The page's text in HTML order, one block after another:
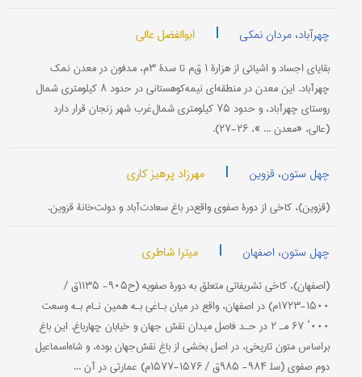
چهرآباد، مردان نمکی | ابوالفضل عالی
بقایای اجساد و اشیائی از هزارۀ ۱ ق‌م تا سدۀ ۳م، مدفون در معدن نمک
چهرآباد. این معدن در منطقه‌ای نیمه‌کوهستانی در حدود ۸ کیلومتری شمال
روستای چهرآباد، و حدود ۷۵ کیلومتری شمال‌غرب شهر زنجان قرار دارد
(عالی، «معدن ... »، ۲۶-۲۷).
چهل ستون، قزوین | مهرزاد پرهیز کاری
(قزوین)، کاخی از دورۀ صفوی واقع‌در باغ سعادت‌آباد و دولت‌خانۀ قزوین.
چهل ستون، اصفهان | میترا شاطری
(اصفهان)، کاخی تشریفاتی متعلق به دورۀ صفویه (ح۹۰۵- ۱۱۳۵ق /
۱۵۰۰-۱۷۲۳م) در اصفهان، واقع در میان بـاغی بـه همین نـام بـه وسعت
۰۰۰‘ ۶۷ مـ‍ ۲ در حـد فاصل میدان نقش جهان و خیابان چهارباغ. این باغ
براساس متون تاریخی، در اصل بخشی از باغ نقش‌جهان بوده، و شاه‌اسماعیل
دوم صفوی (سل‍ ۹۸۴- ۹۸۵ق / ۱۵۷۶-۱۵۷۷م) عمارتی در آن ...